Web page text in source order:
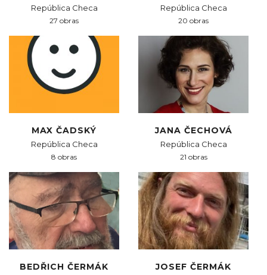
República Checa
27 obras
República Checa
20 obras
MAX ČADSKÝ
República Checa
8 obras
JANA ČECHOVÁ
República Checa
21 obras
BEDŘICH ČERMÁK JOSEF ČERMÁK